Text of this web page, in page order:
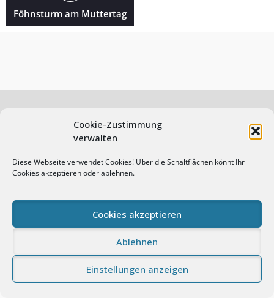
Cookie-Zustimmung
verwalten
Diese Webseite verwendet Cookies! Über die Schaltflächen könnt Ihr
Cookies akzeptieren oder ablehnen.
Cookies akzeptieren
Ablehnen
Einstellungen anzeigen
Föhnsturm am Muttertag
© Andreas Prasch Fotografie. All rights reserved.
Impressum
Datenschutz
Cookie-Richtlinie (EU)
Proudly powered by WordPress